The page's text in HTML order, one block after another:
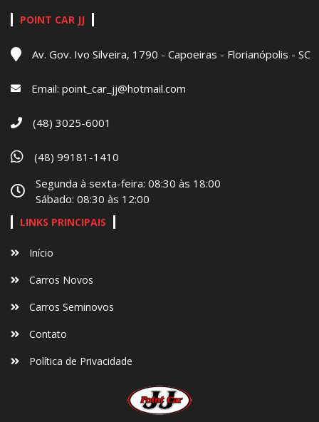
POINT CAR JJ
Av. Gov. Ivo Silveira, 1790 - Capoeiras - Florianópolis - SC
Email: point_car_jj@hotmail.com
(48) 3025-6001
(48) 99181-1410
Segunda à sexta-feira: 08:30 às 18:00
Sábado: 08:30 às 12:00
LINKS PRINCIPAIS
Início
Carros Novos
Carros Seminovos
Contato
Política de Privacidade